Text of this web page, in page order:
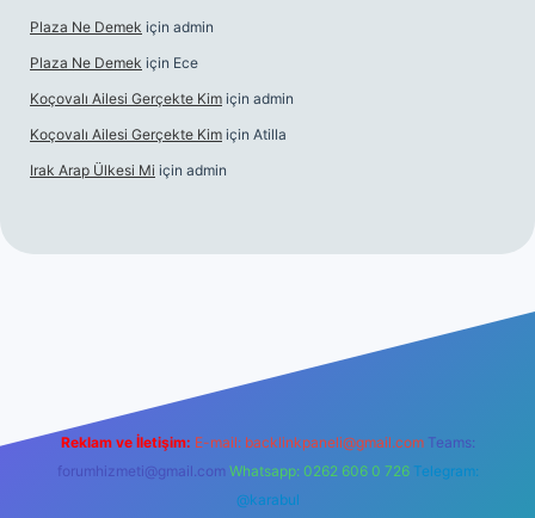
Plaza Ne Demek için admin
Plaza Ne Demek için Ece
Koçovalı Ailesi Gerçekte Kim için admin
Koçovalı Ailesi Gerçekte Kim için Atilla
Irak Arap Ülkesi Mi için admin
Reklam ve İletişim: E-mail: backlinkpaneli@gmail.com Teams:
forumhizmeti@gmail.com Whatsapp: 0262 606 0 726 Telegram:
@karabul